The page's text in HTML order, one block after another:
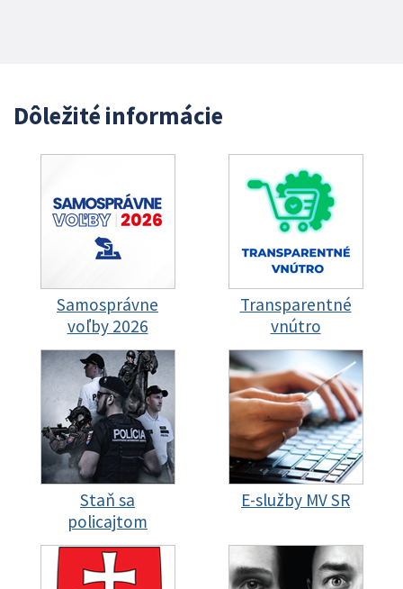
Dôležité informácie
Samosprávne
voľby 2026
Transparentné
vnútro
Staň sa
policajtom
E-služby MV SR